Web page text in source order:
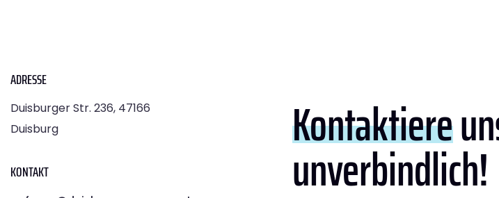
ADRESSE
Duisburger Str. 236, 47166
Duisburg
KONTAKT
Kontaktiere
unverbindlich!